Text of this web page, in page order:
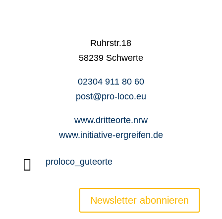
Ruhrstr.18
58239 Schwerte
02304 911 80 60
post@pro-loco.eu
www.dritteorte.nrw
www.initiative-ergreifen.de
 proloco_guteorte
Newsletter abonnieren